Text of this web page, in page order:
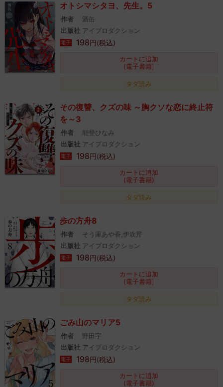
オトシマシタヨ、先生。5
作者
酒缶
出版社 アイプロダクション
電子 198円(税込)
カートに追加
(電子書籍)
タダ読み
その復讐、クズの味 ～胸クソな恋に終止符
を～3
作者
能登ひなみ
出版社 アイプロダクション
電子 198円(税込)
カートに追加
(電子書籍)
タダ読み
歩の方舟8
作者
そう庫あや香,伊吹芹
出版社 アイプロダクション
電子 198円(税込)
カートに追加
(電子書籍)
タダ読み
ごみ山のマリア5
作者
野田宇
出版社 アイプロダクション
電子 198円(税込)
カートに追加
(電子書籍)